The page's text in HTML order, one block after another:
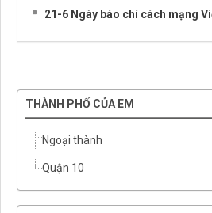
21-6 Ngày báo chí cách mạng
THÀNH PHỐ CỦA EM
Ngoại thành
Quận 10